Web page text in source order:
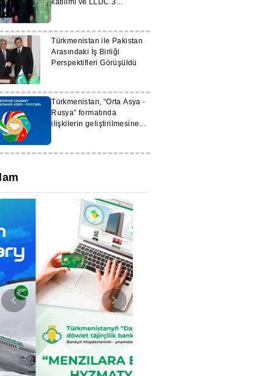
katılımı ve LLDC 3
Türkmenistan ile Pakistan
Arasındaki İş Birliği
Perspektifleri Görüşüldü
Türkmenistan, “Orta Asya -
Rusya” formatında
ilişkilerin geliştirilmesine